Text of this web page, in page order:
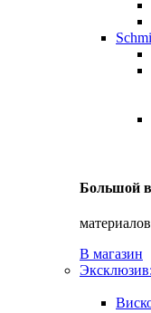
Большой
материалов
В магазин